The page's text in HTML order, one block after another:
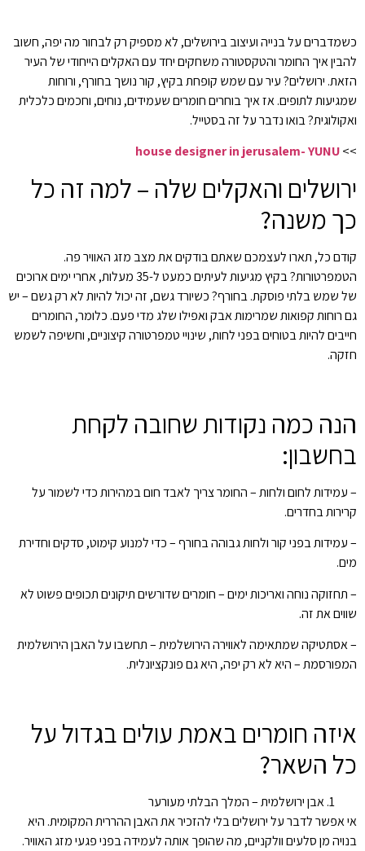
כשמדברים על בנייה ועיצוב בירושלים, לא מספיק רק לבחור מה יפה, חשוב
להבין איך החומר והטקסטורה משחקים יחד עם האקלים הייחודי של העיר
הזאת. ירושלים? עיר עם שמש קופחת בקיץ, קור נושך בחורף, ורוחות
שמגיעות לתופים. אז איך בוחרים חומרים שעמידים, נוחים, וחכמים כלכלית
ואקולוגית? בואו נדבר על זה בסטייל.
>>
house designer in jerusalem- YUNU
ירושלים והאקלים שלה – למה זה כל
כך משנה?
קודם כל, תארו לעצמכם שאתם בודקים את מצב מזג האוויר פה.
הטמפרטורות? בקיץ מגיעות לעיתים כמעט ל-35 מעלות, אחרי ימים ארוכים
של שמש בלתי פוסקת. בחורף? כשיורד גשם, זה יכול להיות לא רק גשם – יש
גם רוחות קפואות שמרימות אבק ואפילו שלג מדי פעם. כלומר, החומרים
חייבים להיות בטוחים בפני לחות, שינויי טמפרטורה קיצוניים, וחשיפה לשמש
חזקה.
הנה כמה נקודות שחובה לקחת
בחשבון:
– עמידות לחום ולחות – החומר צריך לאבד חום במהירות כדי לשמור על
קרירות בחדרים.
– עמידות בפני קור ולחות גבוהה בחורף – כדי למנוע קימוט, סדקים וחדירת
מים.
– תחזוקה נוחה ואריכות ימים – חומרים שדורשים תיקונים תכופים פשוט לא
שווים את זה.
– אסתטיקה שמתאימה לאווירה הירושלמית – תחשבו על האבן הירושלמית
המפורסמת – היא לא רק יפה, היא גם פונקציונלית.
איזה חומרים באמת עולים בגדול על
כל השאר?
אבן ירושלמית – המלך הבלתי מעורער
אי אפשר לדבר על ירושלים בלי להזכיר את האבן ההררית המקומית. היא
בנויה מן סלעים וולקניים, מה שהופך אותה לעמידה בפני פגעי מזג האוויר.